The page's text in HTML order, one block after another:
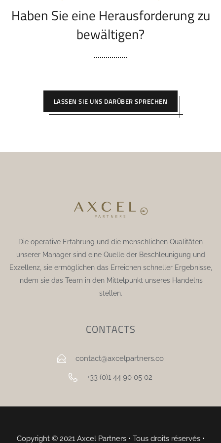
Haben Sie eine Herausforderung zu
bewältigen?
LASSEN SIE UNS DARÜBER SPRECHEN
Die operative Erfahrung und die menschlichen Qualitäten
unserer Manager sind eine Quelle der Beschleunigung und
Exzellenz, sie ermöglichen das Erreichen schneller Ergebnisse,
indem sie das Team in den Mittelpunkt unseres Handelns
stellen.
CONTACTS
contact@axcelpartners.co
+33 (0)1 44 90 05 02
Copyright © 2021 Axcel Partners • Tous droits réservés •